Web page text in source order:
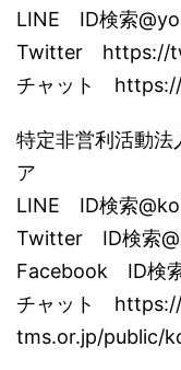
LINE ID検索
Twitter https://
チャット
特定非営利活動法
ア
LINE ID検索
Twitter ID検索
Facebook ID検
チャット
tms.or.jp/public/